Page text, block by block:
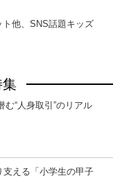
他、SNS話題キッズ
“人身取引”のリアル
支える「小学生の甲子